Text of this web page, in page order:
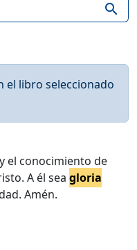
search
el libro seleccionado
y el conocimiento de
A él sea gloria
Amén.